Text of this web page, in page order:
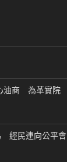
油商 為革實院
經民連向公平會